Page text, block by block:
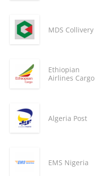
MDS Collivery
Ethiopian
Airlines Cargo
Algeria Post
EMS Nigeria